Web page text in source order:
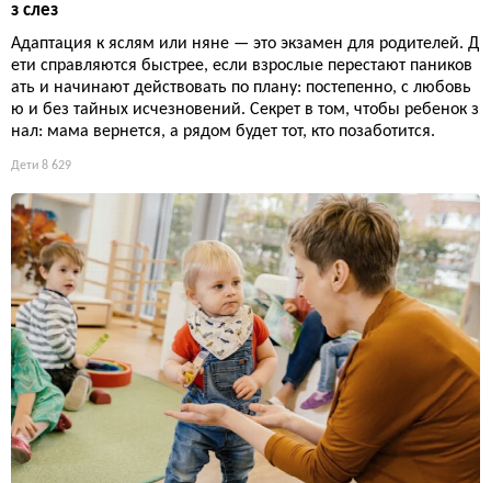
з слез
Адаптация к яслям или няне — это экзамен для родителей. Д
ети справляются быстрее, если взрослые перестают паников
ать и начинают действовать по плану: постепенно, с любовь
ю и без тайных исчезновений. Секрет в том, чтобы ребенок з
нал: мама вернется, а рядом будет тот, кто позаботится.
Дети 8 629